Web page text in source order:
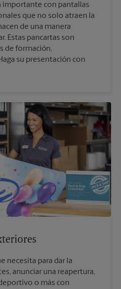
importante con pantallas
que no solo atraen la
de una manera
Estas pancartas son
de formación,
su presentación con
necesita para dar la
anunciar una reapertura,
o más con